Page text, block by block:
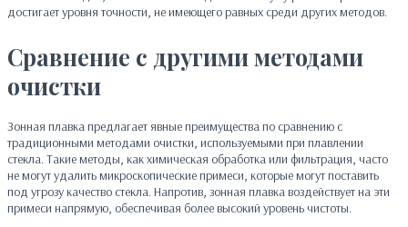
достигает уровня точности, не имеющего равных среди других методов.
Сравнение с другими методами
очистки
Зонная плавка предлагает явные преимущества по сравнению с
традиционными методами очистки, используемыми при плавлении
стекла. Такие методы, как химическая обработка или фильтрация, часто
не могут удалить микроскопические примеси, которые могут поставить
под угрозу качество стекла. Напротив, зонная плавка воздействует на эти
примеси напрямую, обеспечивая более высокий уровень чистоты.